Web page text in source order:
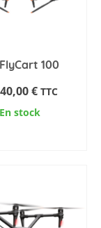
être
la
du
produit
100
€ TTC
En stock